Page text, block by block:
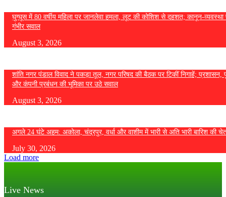
घुग्घूस में 80 वर्षीय महिला पर जानलेवा हमला, लूट की कोशिश से दहशत; कानून-व्यवस्था
गंभीर सवाल
August 3, 2026
शांति नगर पंडाल विवाद ने पकड़ा तूल, नगर परिषद की बैठक पर टिकीं निगाहें; प्रशासन,
और कंपनी प्रबंधन की भूमिका पर उठे सवाल
August 3, 2026
अगले 24 घंटे अहम: अकोला, चंद्रपुर, वर्धा और वाशीम में भारी से अति भारी बारिश की
July 30, 2026
Load more
Live News